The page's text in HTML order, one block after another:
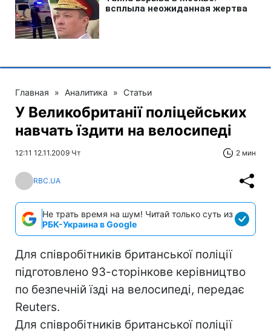
Главная » Аналитика » Статьи
У Великобританії поліцейських
навчать їздити на велосипеді
12:11 12.11.2009 Чт 2 мин
RBC.UA
Не трать время на шум! Читай только суть из
РБК-Украина в Google
Для співробітників британської поліції
підготовлено 93-сторінкове керівництво
по безпечній їзді на велосипеді, передає
Reuters.
Для співробітників британської поліції